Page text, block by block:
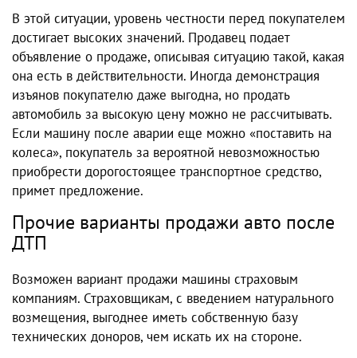
В этой ситуации, уровень честности перед покупателем
достигает высоких значений. Продавец подает
объявление о продаже, описывая ситуацию такой, какая
она есть в действительности. Иногда демонстрация
изъянов покупателю даже выгодна, но продать
автомобиль за высокую цену можно не рассчитывать.
Если машину после аварии еще можно «поставить на
колеса», покупатель за вероятной невозможностью
приобрести дорогостоящее транспортное средство,
примет предложение.
Прочие варианты продажи авто после
ДТП
Возможен вариант продажи машины страховым
компаниям. Страховщикам, с введением натурального
возмещения, выгоднее иметь собственную базу
технических доноров, чем искать их на стороне.